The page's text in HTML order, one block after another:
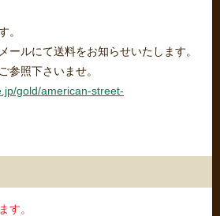
。
ールにて送料をお知らせいたします。
参照下さいませ。
gold/american-street-
す。